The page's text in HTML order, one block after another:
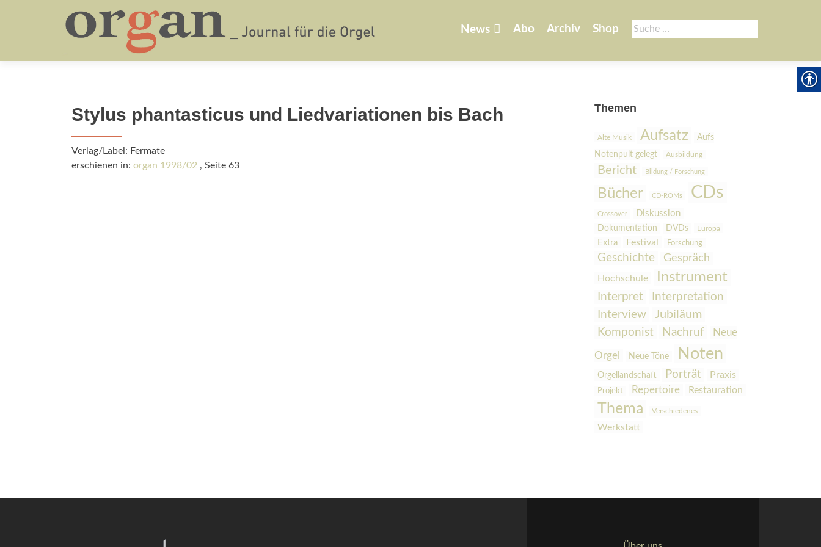
Suche
nach:
springen
News Abo Archiv Shop
Stylus phantasticus und Liedvariationen bis Bach
Verlag/Label: Fermate
erschienen in: organ 1998/02 , Seite 63
Themen
Alte Musik Aufsatz
Aufs
Notenpult gelegt
Ausbildung
Bericht Bildung / Forschung
Bücher CD-ROMs CDs
Crossover Diskussion
Dokumentation DVDs Europa
Extra Festival Forschung
Geschichte Gespräch
Hochschule Instrument
Interpret
Interpretation
Interview
Jubiläum
Komponist
Nachruf Neue
Orgel Neue Töne Noten
Orgellandschaft Porträt Praxis
Projekt Repertoire Restauration
Thema Verschiedenes
Werkstatt